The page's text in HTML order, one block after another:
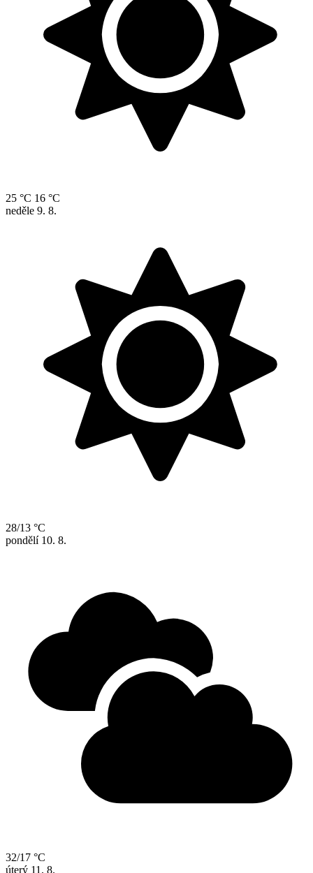
25 °C 16 °C
neděle 9. 8.
28/13 °C
pondělí 10. 8.
32/17 °C
úterý 11. 8.